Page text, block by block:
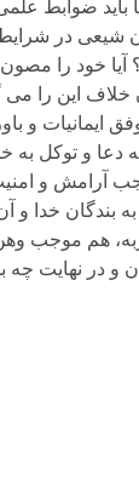
ضوابط
شیعی در
خود را مصون
این را می
وفق ایمانیات و
دعا و توکل به
آرامش و
بندگان خدا و
هم موجب
و در نهایت چه